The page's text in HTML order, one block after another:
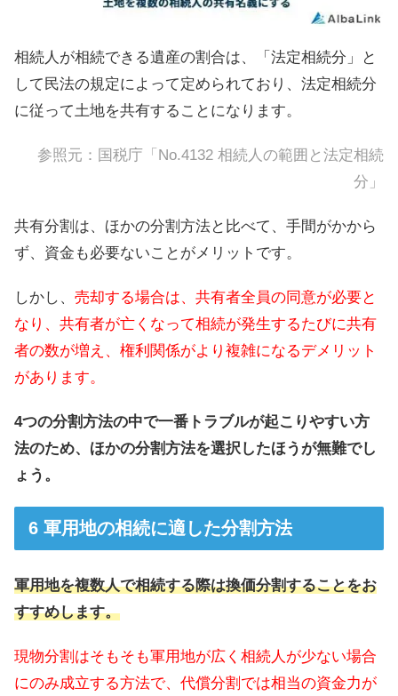
相続人が相続できる遺産の割合は、「法定相続分」と
して民法の規定によって定められており、法定相続分
に従って土地を共有することになります。
参照元： 国税庁「No.4132 相続人の範囲と法定相続
分」
共有分割は、ほかの分割方法と比べて、手間がかから
ず、資金も必要ないことがメリットです。
しかし、 売却する場合は、共有者全員の同意が必要と
なり、共有者が亡くなって相続が発生するたびに共有
者の数が増え、権利関係がより複雑になるデメリット
があります。
4つの分割方法の中で一番トラブルが起こりやすい方
法のため、ほかの分割方法を選択したほうが無難でし
ょう。
軍用地の相続に適した分割方法
軍用地を複数人で相続する際は換価分割することをお
すすめします。
現物分割はそもそも軍用地が広く相続人が少ない場合
にのみ成立する方法で、代償分割では相当の資金力が